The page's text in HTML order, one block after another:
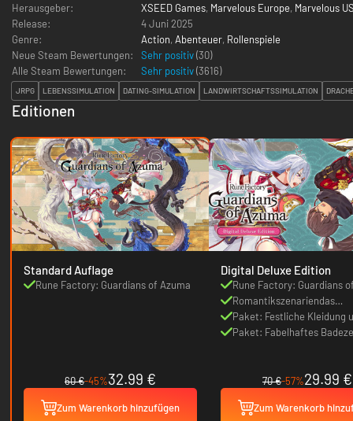
Herausgeber:
XSEED Games, Marvelous Europe, Marvelous
Release:
4 Juni 2025
Genre:
Action, Abenteuer, Rollenspiele
Neue Steam Bewertungen:
Sehr positiv(30)
Alle Steam Bewertungen:
Sehr positiv(3616)
JRPG LEBENSSIMULATION DATING-SIMULATION LANDWIRTSCHAFTSSIMULATION
Editionen
Standard Auflage
Rune Factory: Guardians of Azuma
60 €-45%32.99 €
Zum Warenkorb hinzufügen
Digital Deluxe Edition
Rune Factory: Guardians
Romantikszenariendas
„Jahreszeiten der Liebe“
Paket: Festliche Kleidung
Dunkler Wollbi
Paket: Fabelhaftes
70 €-57%29.99 €
Zum Warenkorb